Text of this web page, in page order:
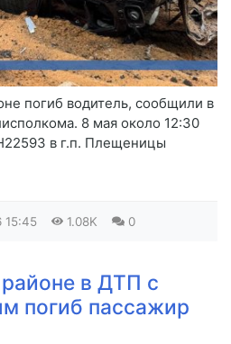
погиб водитель, сообщили в
8 мая около 12:30
в г.п. Плещеницы
15:45 1.08K 0
в ДТП с
погиб пассажир